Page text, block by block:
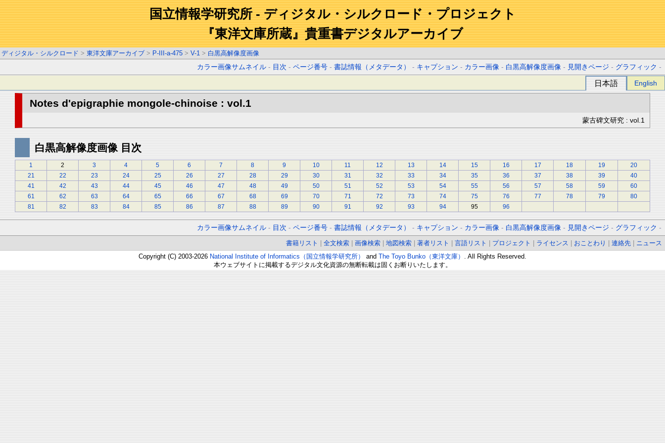
国立情報学研究所 - ディジタル・シルクロード・プロジェクト
『東洋文庫所蔵』貴重書デジタルアーカイブ
ディジタル・シルクロード > 東洋文庫アーカイブ > P-III-a-475 > V-1 > 白黒高解像度画像
カラー画像サムネイル - 目次 -ページ番号 -書誌情報（メタデータ） - キャプション - カラー画像 - 白黒高解像度画像 - 見開きページ - グラフィック -
日本語 English
Notes d'epigraphie mongole-chinoise : vol.1
蒙古碑文研究 : vol.1
白黒高解像度画像 目次
1 2 3 4 5 6 7 8 9 10 11 12 13 14 15 16 17 18 19
20
21
22 23 24 25 26 27 28 29 30 31 32 33 34 35 36 37 38 39
40
41
42 43 44 45 46 47 48 49 50 51 52 53 54 55 56 57 58 59
60
61
62 63 64 65 66 67 68 69 70 71 72 73 74 75 76 77 78 79
80
81
82 83 84 85 86 87 88 89 90 91 92 93 94 95 96
カラー画像サムネイル - 目次 -ページ番号 -書誌情報（メタデータ） - キャプション - カラー画像 - 白黒高解像度画像 - 見開きページ - グラフィック -
書籍リスト 全文検索 画像検索 地図検索 著者リスト 言語リスト プロジェクト ライセンス おことわり 連絡先
ニュース
Copyright (C) 2003-2026 National Institute of Informatics（国立情報学研究所） and The Toyo Bunko（東洋文庫）
. All Rights Reserved.
本ウェブサイトに掲載するデジタル文化資源の無断転載は固くお断りいたします。